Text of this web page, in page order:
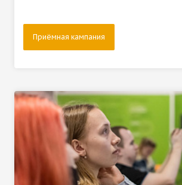
Приёмная кампания